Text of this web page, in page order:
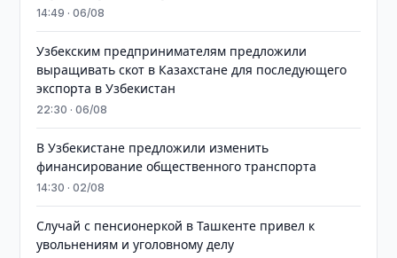
14:49 · 06/08
Узбекским предпринимателям предложили
выращивать скот в Казахстане для последующего
экспорта в Узбекистан
22:30 · 06/08
В Узбекистане предложили изменить
финансирование общественного транспорта
14:30 · 02/08
Случай с пенсионеркой в Ташкенте привел к
увольнениям и уголовному делу